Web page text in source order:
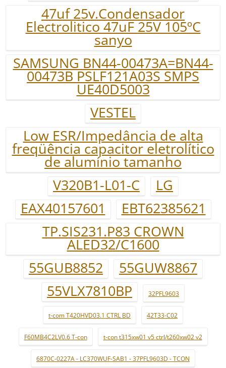
47uf 25v.Condensador
Electrolitico 47uF 25V 105ºC
sanyo
SAMSUNG BN44-00473A=BN44-
00473B PSLF121A03S SMPS
UE40D5003
VESTEL
Low ESR/Impedância de alta
freqüência capacitor eletrolítico
de alumínio tamanho
V320B1-L01-C
LG
EAX40157601
EBT62385621
TP.SIS231.P83 CROWN
ALED32/C1600
55GUB8852
55GUW8867
55VLX7810BP
32PFL9603
t-com T420HVD03.1 CTRL BD 42T33-C02
F60MB4C2LV0.6 T-con t-con t315xw01 v5 ctrl/t260xw02 v2
6870C-0227A - LC370WUF-SAB1 - 37PFL9603D - TCON